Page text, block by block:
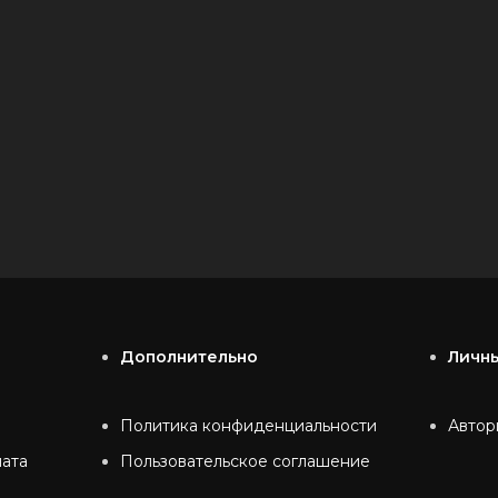
Дополнительно
Политика конфиденциальности
Пользовательское соглашение